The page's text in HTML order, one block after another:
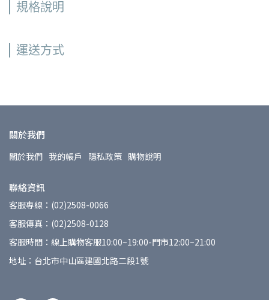
規格說明
運送方式
關於我們
關於我們 我的帳戶 隱私政策 購物說明
聯絡資訊
客服專線：(02)2508-0066
客服傳真：(02)2508-0128
客服時間：線上購物客服10:00~19:00-門市12:00~21:00
地址：台北市中山區建國北路二段1號